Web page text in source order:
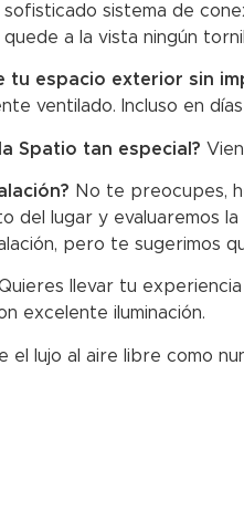
sistema de
a la vista ningún
tu espacio exterior sin
ventilado. Incluso en
Spatio tan especial?
No te preocupes,
del lugar y evaluaremos
pero te sugerimos
llevar tu experiencia
excelente iluminación.
el lujo al aire libre como